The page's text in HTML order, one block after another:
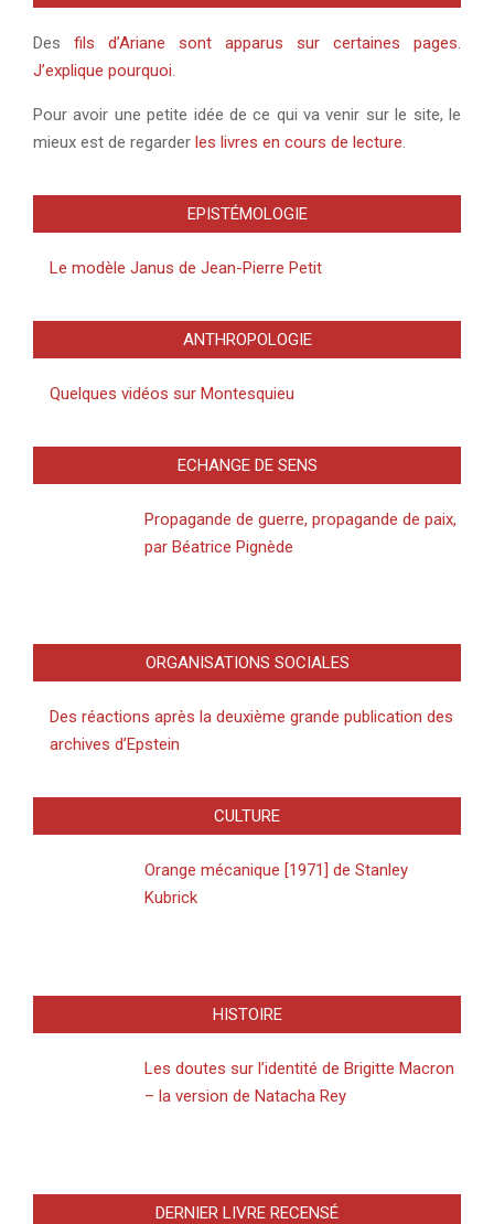
Des fils d’Ariane sont apparus sur certaines pages.
J’explique pourquoi
Pour avoir une petite idée de ce qui va venir sur le site, le
mieux est de regarder les livres en cours de lecture
EPISTÉMOLOGIE
Le modèle Janus de Jean-Pierre Petit
ANTHROPOLOGIE
Quelques vidéos sur Montesquieu
ECHANGE DE SENS
Propagande de guerre, propagande de paix,
par Béatrice Pignède
ORGANISATIONS SOCIALES
Des réactions après la deuxième grande publication des
archives d’Epstein
CULTURE
Orange mécanique [1971] de Stanley
Kubrick
HISTOIRE
Les doutes sur l’identité de Brigitte Macron
– la version de Natacha Rey
DERNIER LIVRE RECENSÉ